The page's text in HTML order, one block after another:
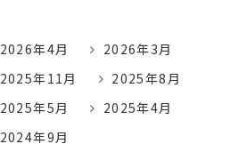
2026年4月
2026年3月
2025年11月
2025年8月
2025年5月
2025年4月
2024年9月